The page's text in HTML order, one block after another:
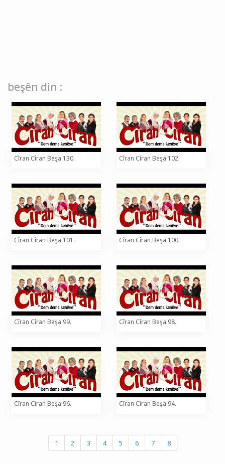
beşên din :
Cîran Cîran Beşa 130. Cîran Cîran Beşa 102.
Cîran Cîran Beşa 101. Cîran Cîran Beşa 100.
Cîran Cîran Beşa 99. Cîran Cîran Beşa 98.
Cîran Cîran Beşa 96. Cîran Cîran Beşa 94.
1 2 3 4 5 6 7 8